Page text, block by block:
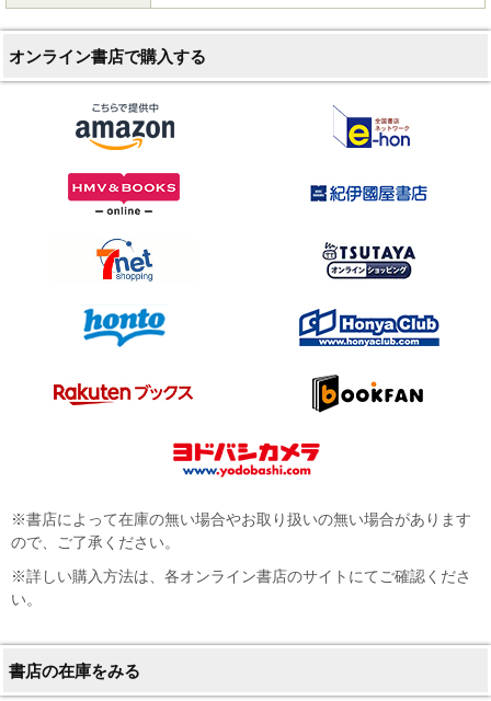
オンライン書店で購入する
※書店によって在庫の無い場合やお取り扱いの無い場合があります
ので、ご了承ください。
※詳しい購入方法は、各オンライン書店のサイトにてご確認くださ
い。
書店の在庫をみる